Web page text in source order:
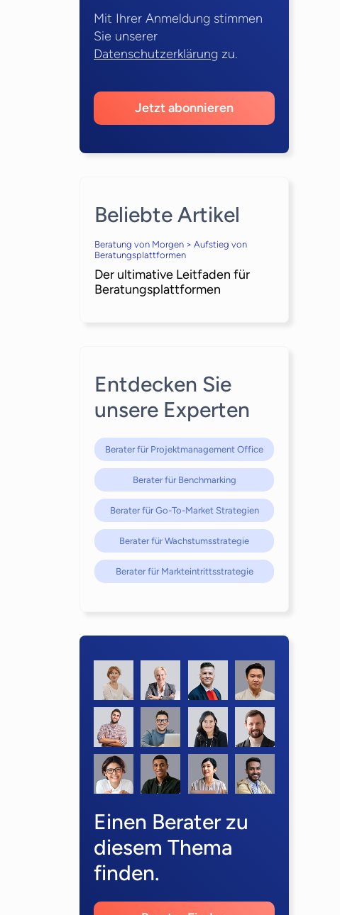
Mit Ihrer Anmeldung stimmen
Sie unserer
Datenschutzerklärung zu.
Jetzt abonnieren
Beliebte Artikel
Beratung von Morgen > Aufstieg von
Beratungsplattformen
Der ultimative Leitfaden für
Beratungsplattformen
Entdecken Sie
unsere Experten
Berater für Projektmanagement Office
Berater für Benchmarking
Berater für Go-To-Market Strategien
Berater für Wachstumsstrategie
Berater für Markteintrittsstrategie
Einen Berater zu
diesem Thema
finden.